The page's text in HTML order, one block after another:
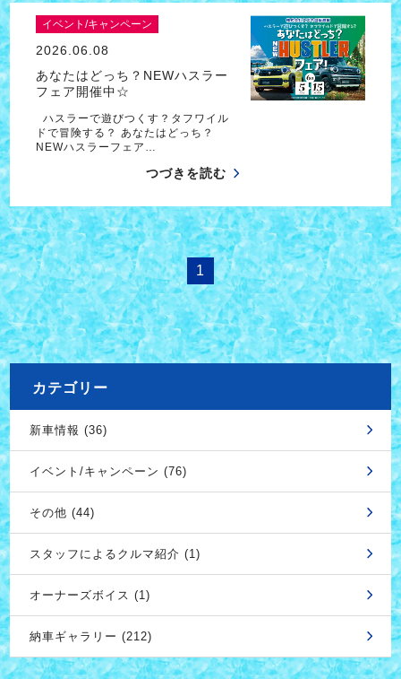
イベント/キャンペーン
2026.06.08
あなたはどっち？NEWハスラー
フェア開催中☆
ハスラーで遊びつくす？タフワイル
ドで冒険する？ あなたはどっち？
NEWハスラーフェア…
つづきを読む
1
カテゴリー
新車情報 (36)
イベント/キャンペーン (76)
その他 (44)
スタッフによるクルマ紹介 (1)
オーナーズボイス (1)
納車ギャラリー (212)